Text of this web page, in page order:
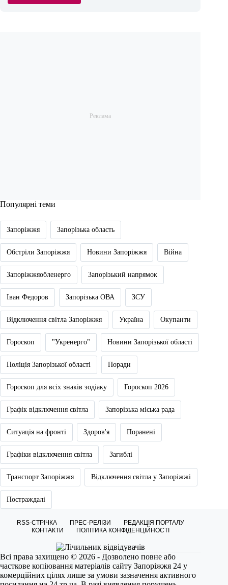
Популярні теми
Запоріжжя Запорізька область
Обстріли Запоріжжя Новини Запоріжжя Війна
Запоріжжяобленерго Запорізький напрямок
Іван Федоров Запорізька ОВА ЗСУ
Відключення світла Запоріжжя Україна Окупанти
Гороскоп "Укренерго" Новини Запорізької області
Поліція Запорізької області Поради
Гороскоп для всіх знаків зодіаку Гороскоп 2026
Графік відключення світла Запорізька міська рада
Ситуація на фронті Здоров'я Поранені
Графіки відключення світла Загиблі
Транспорт Запоріжжя Відключення світла у Запоріжжі
Постраждалі
RSS-СТРІЧКА ПРЕС-РЕЛІЗИ
РЕДАКЦІЯ ПОРТАЛУ
КОНТАКТИ
ПОЛІТИКА КОНФІДЕНЦІЙНОСТІ
Всі права захищено © 2026 - Дозволено повне або
часткове копіювання матеріалів сайту Запоріжжя 24 у
комерційних цілях лише за умови зазначення активного